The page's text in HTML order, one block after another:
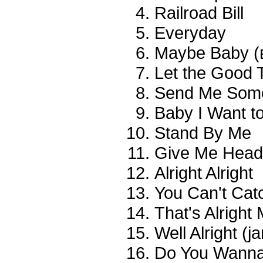
Railroad Bill
Everyday
Maybe Baby
Let the Good
Send Me
Baby I Want
Stand By Me
Give Me
Alright Alright
You Can't
That's Alright
Well Alright
Do You